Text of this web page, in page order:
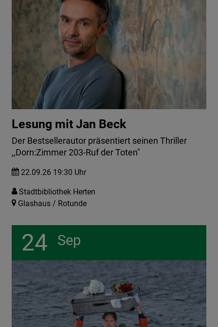
Lesung mit Jan Beck
Der Bestsellerautor präsentiert seinen Thriller
,,Dorn:Zimmer 203-Ruf der Toten"
22.09.26 19:30 Uhr
Stadtbibliothek Herten
Glashaus / Rotunde
24 Sep